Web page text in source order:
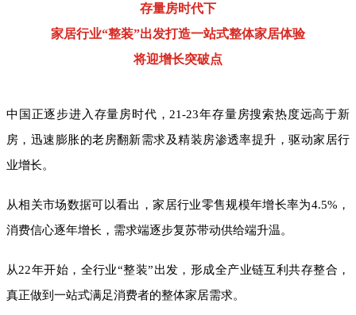
存量房时代下
家居行业“整装”出发打造一站式整体家居体验
将迎增长突破点
中国正逐步进入存量房时代，21-23年存量房搜索热度远高于新
房，迅速膨胀的老房翻新需求及精装房渗透率提升，驱动家居行
业增长。
从相关市场数据可以看出，家居行业零售规模年增长率为4.5%，
消费信心逐年增长，需求端逐步复苏带动供给端升温。
从22年开始，全行业“整装”出发，形成全产业链互利共存整合，
真正做到一站式满足消费者的整体家居需求。